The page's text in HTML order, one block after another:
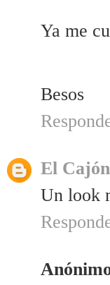
Ya me
Besos
El
Un look